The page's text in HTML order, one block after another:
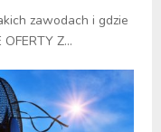
zawodach i gdzie
Z...